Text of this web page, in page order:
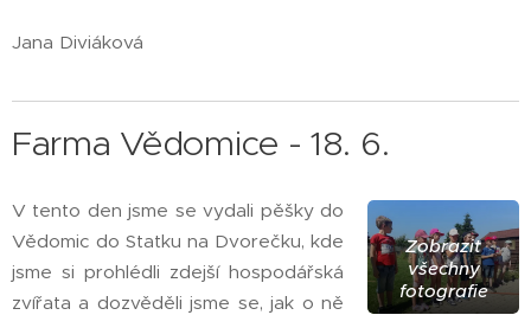
Jana Diviáková
Farma Vědomice - 18. 6.
Zobrazit
všechny
fotografie
V tento den jsme se vydali pěšky do
Vědomic do Statku na Dvorečku, kde
jsme si prohlédli zdejší hospodářská
zvířata a dozvěděli jsme se, jak o ně